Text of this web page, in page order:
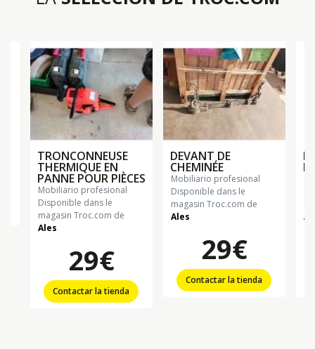
TRONCONNEUSE
THERMIQUE EN
PANNE POUR PIÈCES
mobiliario profesional
Disponible dans le
magasin Troc.com de
Ales
29€
Contactar la tienda
DEVANT DE
CHEMINÉE
mobiliario profesional
Disponible dans le
magasin Troc.com de
Ales
29€
Contactar la tienda